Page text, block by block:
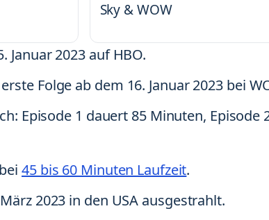
Sky & WOW
Januar 2023 auf HBO.
Folge ab dem 16. Januar 2023 bei
Episode 1 dauert 85 Minuten, Episode
45 bis 60 Minuten Laufzeit.
2023 in den USA ausgestrahlt.